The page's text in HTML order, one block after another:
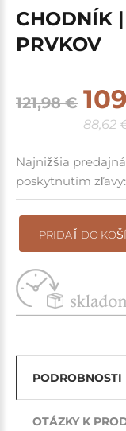
CHODNÍK
PRVKOV
121,98 €
88,62
Najnižšia
poskytnutím zľavy:
PRIDAŤ DO
PODROBNOSTI
OTÁZKY K